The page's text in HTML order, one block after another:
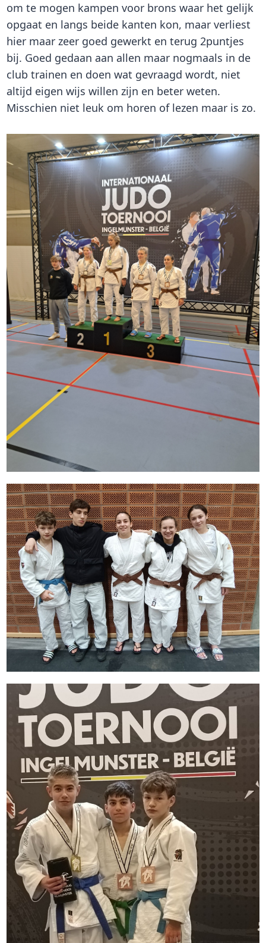
om te mogen kampen voor brons waar het gelijk
opgaat en langs beide kanten kon, maar verliest
hier maar zeer goed gewerkt en terug 2puntjes
bij. Goed gedaan aan allen maar nogmaals in de
club trainen en doen wat gevraagd wordt, niet
altijd eigen wijs willen zijn en beter weten.
Misschien niet leuk om horen of lezen maar is zo.